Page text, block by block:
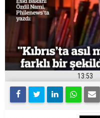
13:53